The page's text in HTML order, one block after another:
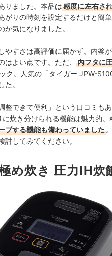
りました。本品は感度に左右さ
がりの時刻を設定するだけと簡
が気になりました。
やすさは高評価に届かず。内釜
はよい点です。ただ、
内フタに
ク。人気の「タイガー JPW-
た。
整できて便利」という口コミ
炊き分けられる機能は魅力的。
ブする機能も備わっていました
討してみてください。
め炊き 圧力IH